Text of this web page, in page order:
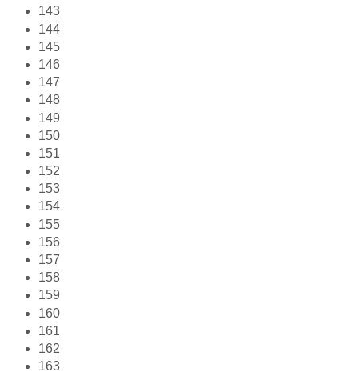
143
144
145
146
147
148
149
150
151
152
153
154
155
156
157
158
159
160
161
162
163